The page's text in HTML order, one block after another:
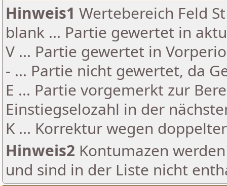
Hinweis1 Wertebereich Feld
blank ... Partie gewertet in
V ... Partie gewertet in
- ... Partie nicht gewertet, da
E ... Partie vorgemerkt zur
Einstiegselozahl in der
K ... Korrektur wegen
Hinweis2 Kontumazen
und sind in der Liste nicht